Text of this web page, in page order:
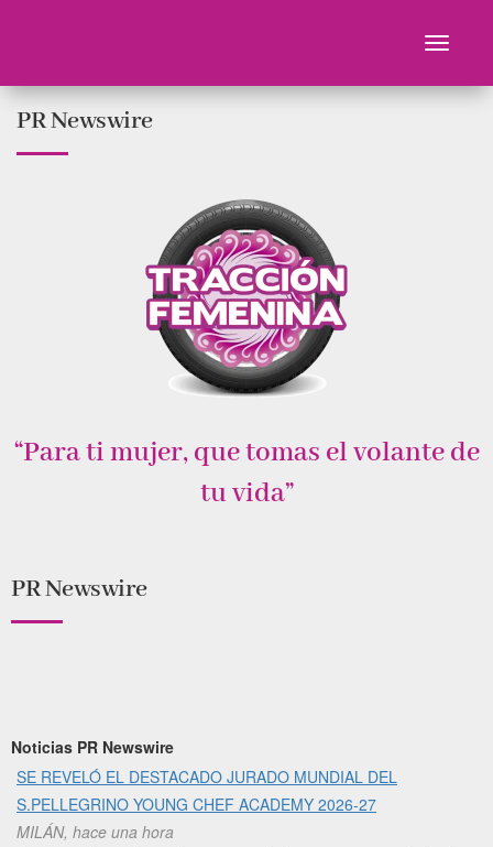
Toggle
PR Newswire
“Para ti mujer, que tomas el volante de
tu vida”
PR Newswire
Noticias PR Newswire
SE REVELÓ EL DESTACADO JURADO MUNDIAL DEL
S.PELLEGRINO YOUNG CHEF ACADEMY 2026-27
MILÁN, hace una hora